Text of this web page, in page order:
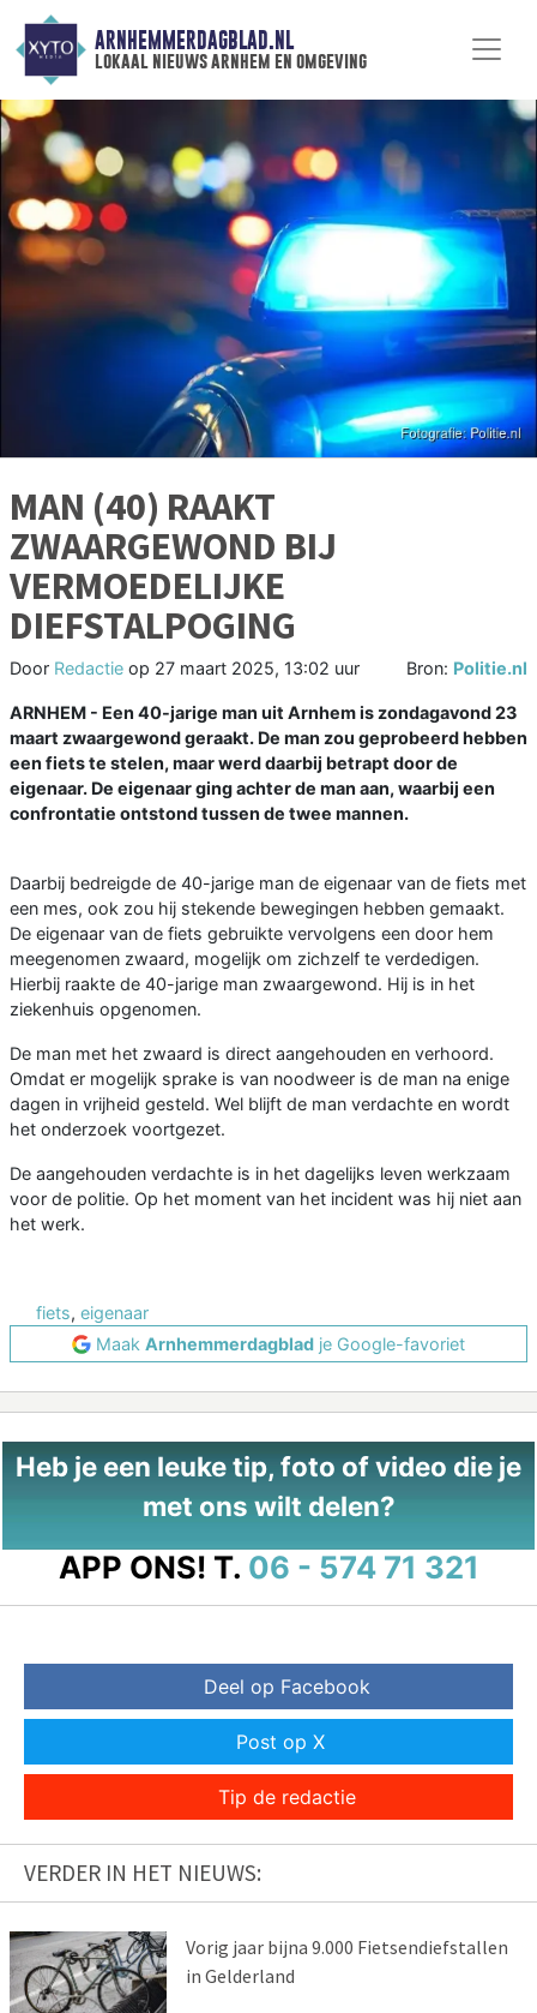
ARNHEMMERDAGBLAD.NL
lokaal nieuws arnhem en omgeving
MAN (40) RAAKT
ZWAARGEWOND BIJ
VERMOEDELIJKE
DIEFSTALPOGING
Door Redactie op 27 maart 2025, 13:02 uur Bron: Politie.nl
ARNHEM - Een 40-jarige man uit Arnhem is zondagavond 23
maart zwaargewond geraakt. De man zou geprobeerd hebben
een fiets te stelen, maar werd daarbij betrapt door de
eigenaar. De eigenaar ging achter de man aan, waarbij een
confrontatie ontstond tussen de twee mannen.
Daarbij bedreigde de 40-jarige man de eigenaar van de fiets met
een mes, ook zou hij stekende bewegingen hebben gemaakt.
De eigenaar van de fiets gebruikte vervolgens een door hem
meegenomen zwaard, mogelijk om zichzelf te verdedigen.
Hierbij raakte de 40-jarige man zwaargewond. Hij is in het
ziekenhuis opgenomen.
De man met het zwaard is direct aangehouden en verhoord.
Omdat er mogelijk sprake is van noodweer is de man na enige
dagen in vrijheid gesteld. Wel blijft de man verdachte en wordt
het onderzoek voortgezet.
De aangehouden verdachte is in het dagelijks leven werkzaam
voor de politie. Op het moment van het incident was hij niet aan
het werk.
fiets, eigenaar
Maak Arnhemmerdagblad je Google-favoriet
Heb je een leuke tip, foto of video die je
met ons wilt delen?
APP ONS! T. 06 - 574 71 321
Deel op Facebook
Post op X
Tip de redactie
VERDER IN HET NIEUWS:
Vorig jaar bijna 9.000 Fietsendiefstallen
in Gelderland